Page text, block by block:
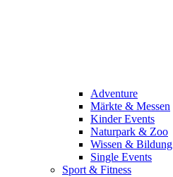
Adventure
Märkte & Messen
Kinder Events
Naturpark & Zoo
Wissen & Bildung
Single Events
Sport & Fitness